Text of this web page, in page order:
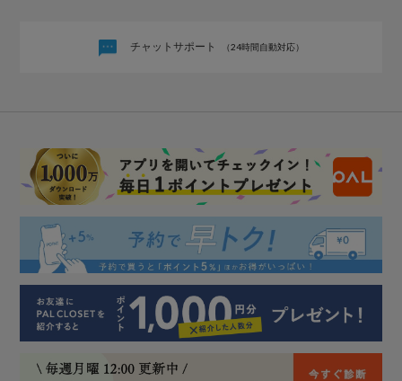
チャットサポート （24時間自動対応）